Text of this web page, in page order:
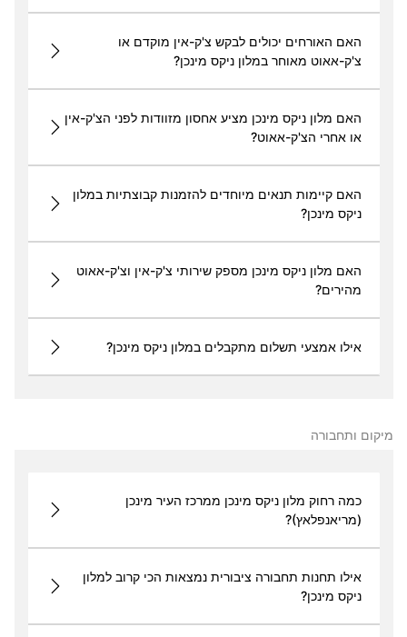
האם האורחים יכולים לבקש צ'ק-אין מוקדם או
צ'ק-אאוט מאוחר במלון ניקס מינכן?
האם מלון ניקס מינכן מציע אחסון מזוודות לפני הצ'ק-אין
או אחרי הצ'ק-אאוט?
האם קיימות תנאים מיוחדים להזמנות קבוצתיות במלון
ניקס מינכן?
האם מלון ניקס מינכן מספק שירותי צ'ק-אין וצ'ק-אאוט
מהירים?
אילו אמצעי תשלום מתקבלים במלון ניקס מינכן?
מיקום ותחבורה
כמה רחוק מלון ניקס מינכן ממרכז העיר מינכן
(מריאנפלאץ)?
אילו תחנות תחבורה ציבורית נמצאות הכי קרוב למלון
ניקס מינכן?